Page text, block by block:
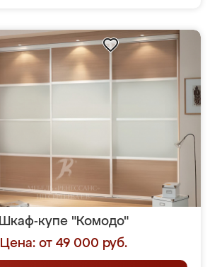
Шкаф-купе "Комодо"
Цена: от 49 000 руб.